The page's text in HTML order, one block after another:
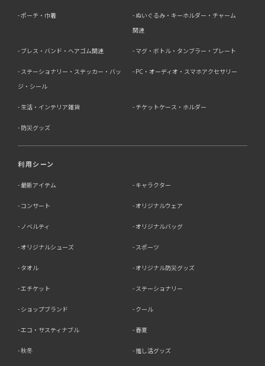
ポーチ・巾着
ぬいぐるみ・キーホルダー・チャーム
関連
ブレス・バンド・ヘアゴム関連 マグ・ボトル・タンブラー・プレート
ステーショナリー・ステッカー・バッ
ジ・シール
PC・オーディオ・スマホアクセサリー
生活・インテリア雑貨 チケットケース・ホルダー
防災グッズ
利用シーン
最新アイテム キャラクター
コンサート オリジナルウェア
ノベルティ オリジナルバッグ
オリジナルシューズ スポーツ
タオル オリジナル防災グッズ
エチケット ステーショナリー
ショップブランド クール
エコ・サスティナブル 春夏
秋冬 推し活グッズ